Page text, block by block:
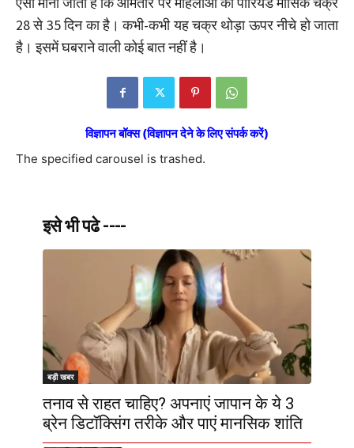
28 से 35 दिन का है। कभी-कभी यह चक्र थोड़ा ऊपर नीचे हो जाता
है। इसमें घबराने वाली कोई बात नहीं है।
विज्ञापन बॉक्स (विज्ञापन देने के लिए संपर्क करें)
The specified carousel is trashed.
इसे भी पढे ----
बड़ी खबर
तनाव से राहत चाहिए? अपनाएं जापान के ये 3
ब्रेन डिटॉक्सिंग तरीके और पाएं मानसिक शांति